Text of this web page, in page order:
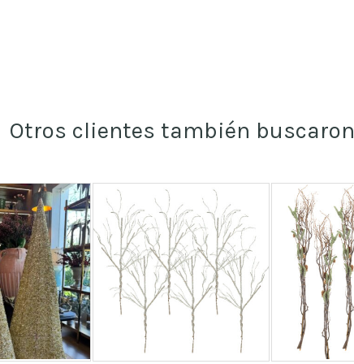
Otros clientes también buscaron